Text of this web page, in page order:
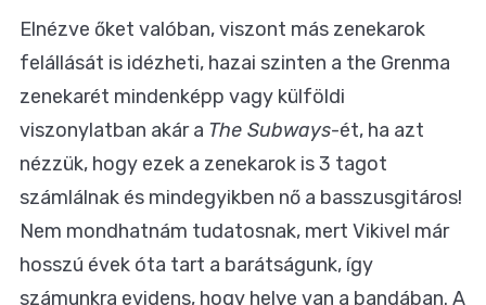
Elnézve őket valóban, viszont más zenekarok
felállását is idézheti, hazai szinten a the Grenma
zenekarét mindenképp vagy külföldi
viszonylatban akár a The Subways-ét, ha azt
nézzük, hogy ezek a zenekarok is 3 tagot
számlálnak és mindegyikben nő a basszusgitáros!
Nem mondhatnám tudatosnak, mert Vikivel már
hosszú évek óta tart a barátságunk, így
számunkra evidens, hogy helye van a bandában. A